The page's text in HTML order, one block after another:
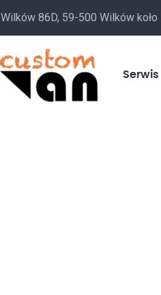
Wilków 86D, 59-500 Wilków koło
Serwis